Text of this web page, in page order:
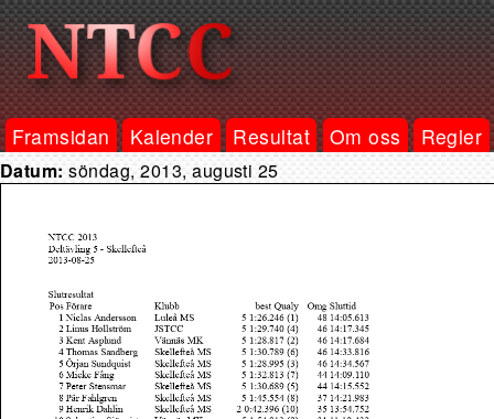
Framsidan Kalender Resultat Om oss Regler
Datum:söndag, 2013, augusti 25